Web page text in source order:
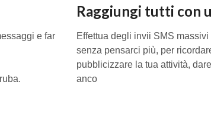
e far
Raggiungi tutti con
Effettua degli invii SMS
senza pensarci più, per
pubblicizzare la tua attività,
anco